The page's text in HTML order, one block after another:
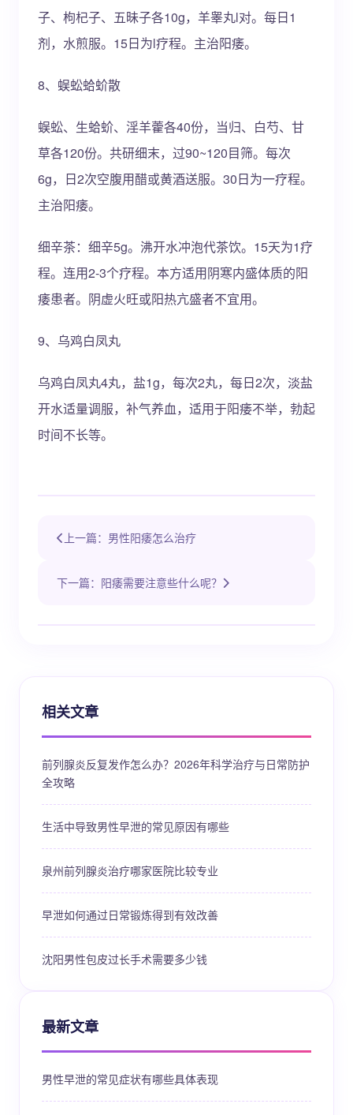
子、枸杞子、五昧子各10g，羊睾丸l对。每日1
剂，水煎服。15日为l疗程。主治阳痿。
8、蜈蚣蛤蚧散
蜈蚣、生蛤蚧、淫羊藿各40份，当归、白芍、甘
草各120份。共研细末，过90~120目筛。每次
6g，日2次空腹用醋或黄酒送服。30日为一疗程。
主治阳痿。
细辛茶：细辛5g。沸开水冲泡代茶饮。15天为1疗
程。连用2-3个疗程。本方适用阴寒内盛体质的阳
痿患者。阴虚火旺或阳热亢盛者不宜用。
9、乌鸡白凤丸
乌鸡白凤丸4丸，盐1g，每次2丸，每日2次，淡盐
开水适量调服，补气养血，适用于阳痿不举，勃起
时间不长等。
上一篇：男性阳痿怎么治疗
下一篇：阳痿需要注意些什么呢？
相关文章
前列腺炎反复发作怎么办？2026年科学治疗与日常防护
全攻略
生活中导致男性早泄的常见原因有哪些
泉州前列腺炎治疗哪家医院比较专业
早泄如何通过日常锻炼得到有效改善
沈阳男性包皮过长手术需要多少钱
最新文章
男性早泄的常见症状有哪些具体表现